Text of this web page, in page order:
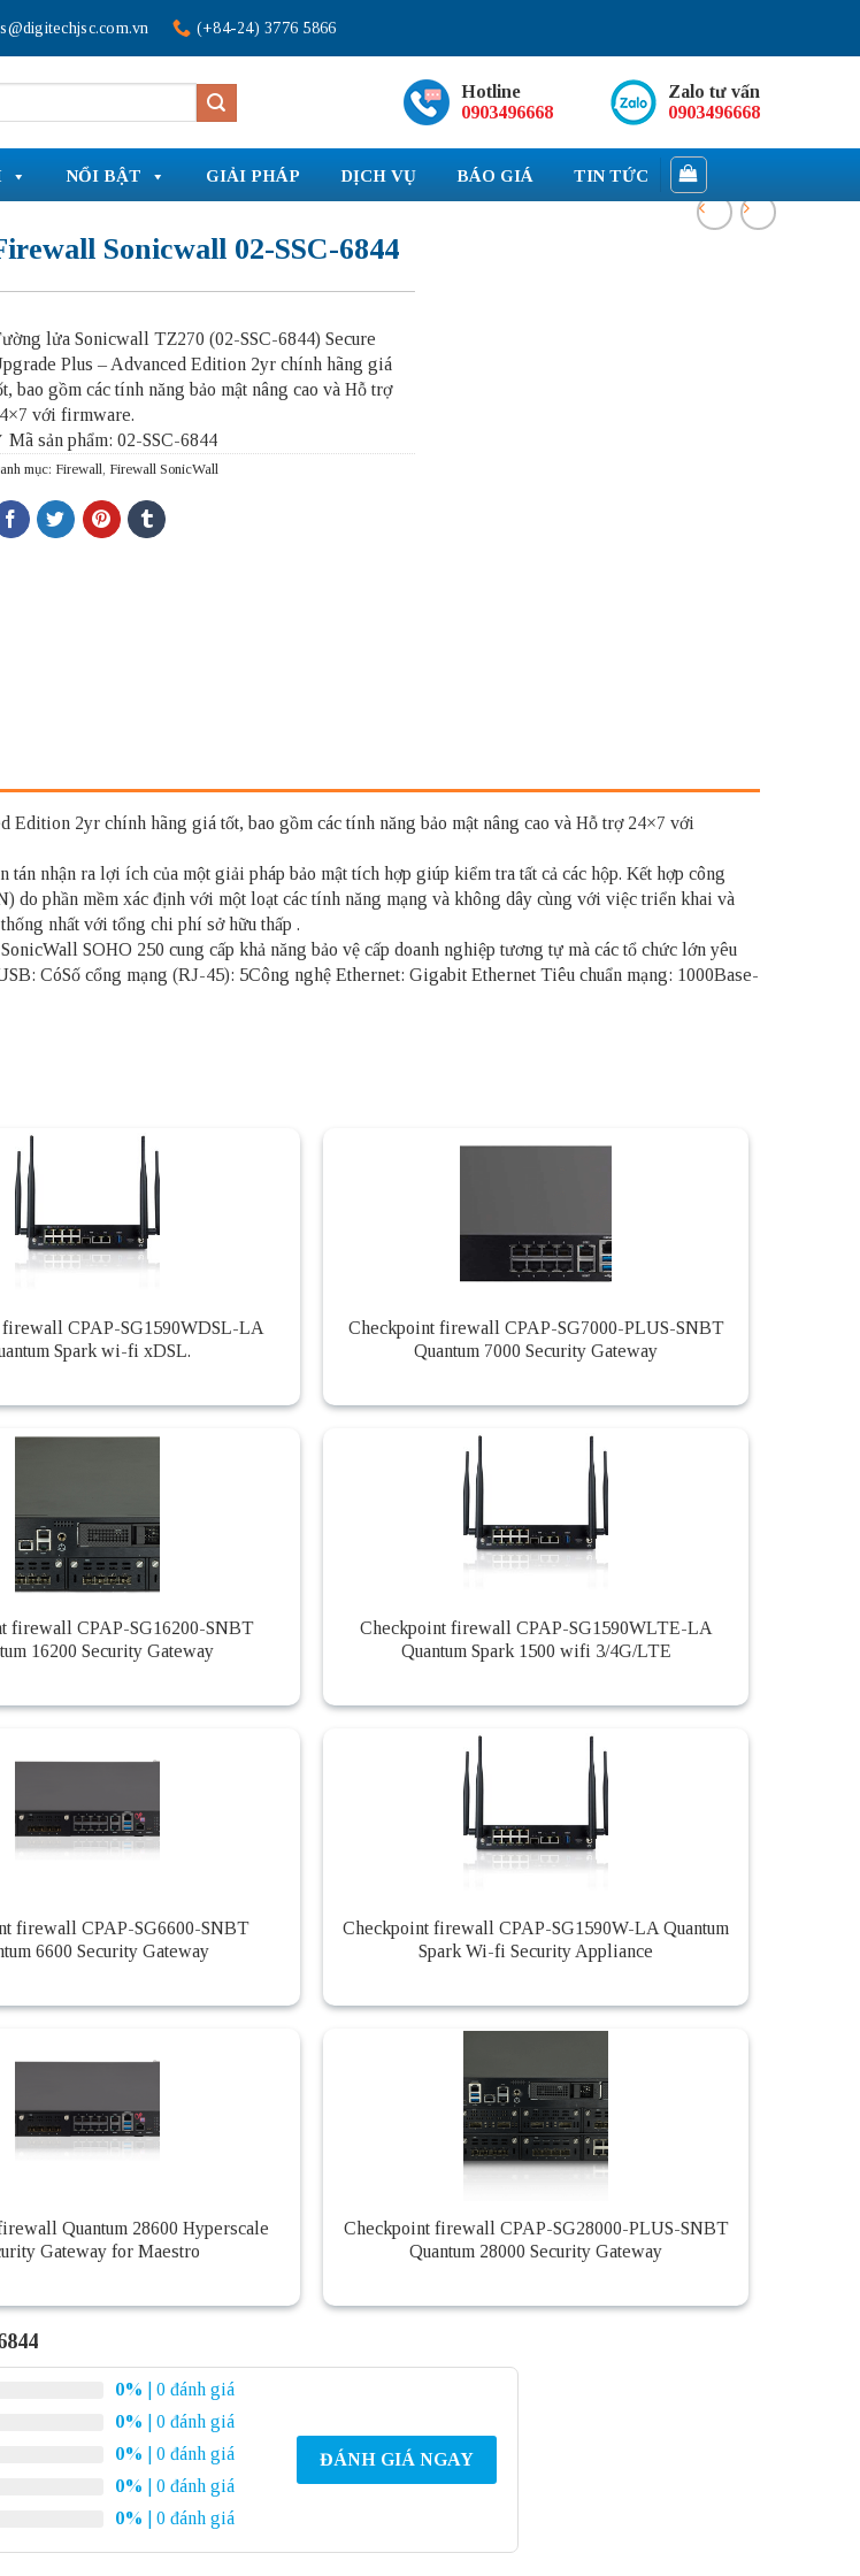
(+84-24) 3776 5866
Hotline
0903496668
Zalo tư vấn
0903496668
NỔI BẬT GIẢI PHÁP DỊCH VỤ BÁO GIÁ TIN TỨC
Sonicwall 02-SSC-6844
lửa Sonicwall TZ270 (02-SSC-6844) Secure
Plus – Advanced Edition 2yr chính hãng giá
bao gồm các tính năng bảo mật nâng cao và Hỗ trợ
với firmware.
Mã sản phẩm: 02-SSC-6844
mục: Firewall, Firewall SonicWall
Edition 2yr chính hãng giá tốt, bao gồm các tính năng bảo mật nâng cao và Hỗ trợ 24×7 với
nhận ra lợi ích của một giải pháp bảo mật tích hợp giúp kiểm tra tất cả các hộp. Kết hợp công
do phần mềm xác định với một loạt các tính năng mạng và không dây cùng với việc triển khai và
nhất với tổng chi phí sở hữu thấp .
SOHO 250 cung cấp khả năng bảo vệ cấp doanh nghiệp tương tự mà các tổ chức lớn yêu
CóSố cổng mạng (RJ-45): 5Công nghệ Ethernet: Gigabit Ethernet Tiêu chuẩn mạng: 1000Base-
CPAP-SG1590WDSL-LA
Spark wi-fi xDSL.
Checkpoint firewall CPAP-SG7000-PLUS-SNBT
Quantum 7000 Security Gateway
firewall CPAP-SG16200-SNBT
16200 Security Gateway
Checkpoint firewall CPAP-SG1590WLTE-LA
Quantum Spark 1500 wifi 3/4G/LTE
firewall CPAP-SG6600-SNBT
6600 Security Gateway
Checkpoint firewall CPAP-SG1590W-LA Quantum
Spark Wi-fi Security Appliance
Quantum 28600 Hyperscale
Gateway for Maestro
Checkpoint firewall CPAP-SG28000-PLUS-SNBT
Quantum 28000 Security Gateway
0%
| 0 đánh giá
0%
| 0 đánh giá
0%
| 0 đánh giá
0%
| 0 đánh giá
0% | 0 đánh giá
ĐÁNH GIÁ NGAY